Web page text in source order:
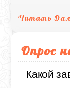
Читать
Опрос
Какой